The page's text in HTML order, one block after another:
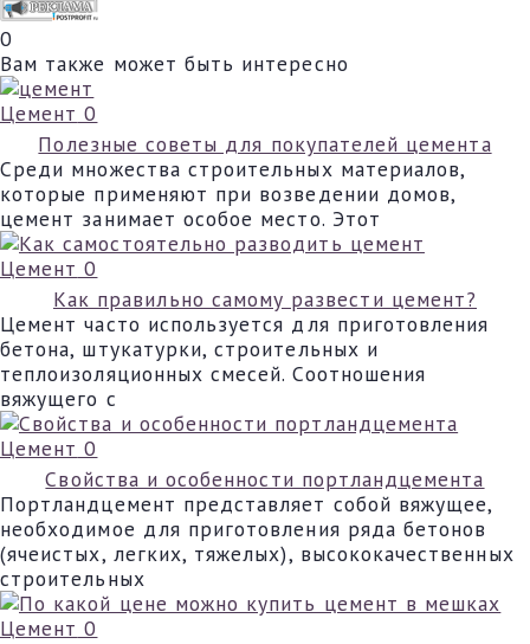
0
Вам также может быть интересно
Цемент 0
Полезные советы для покупателей цемента
Среди множества строительных материалов,
которые применяют при возведении домов,
цемент занимает особое место. Этот
Цемент 0
Как правильно самому развести цемент?
Цемент часто используется для приготовления
бетона, штукатурки, строительных и
теплоизоляционных смесей. Соотношения
вяжущего с
Цемент 0
Свойства и особенности портландцемента
Портландцемент представляет собой вяжущее,
необходимое для приготовления ряда бетонов
(ячеистых, легких, тяжелых), высококачественных
строительных
Цемент 0